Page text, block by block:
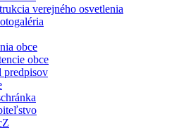
verejného osvetlenia
obce
obce
predpisov